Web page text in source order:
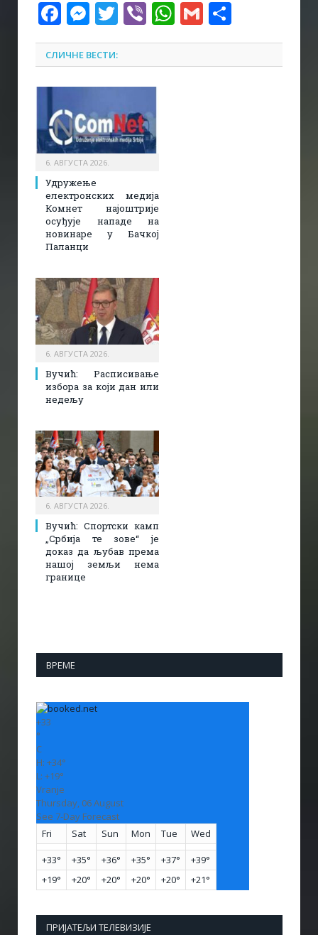
Facebook
Messenger
Twitter
ViberWhatsApp
Gmail
СЛИЧНЕ ВЕСТИ:
6. АВГУСТА 2026.
Удружење
електронских медија
Комнет најоштрије
осуђује нападе на
новинаре у Бачкој
Паланци
6. АВГУСТА 2026.
Вучић: Расписивање
избора за који дан или
недељу
6. АВГУСТА 2026.
Вучић: Спортски камп
„Србија те зове“ је
доказ да љубав према
нашој земљи нема
границе
ВРЕМЕ
+33
°
C
H: +34°
L: +19°
Vranje
Thursday, 06 August
See 7-Day Forecast
Fri
Sat Sun Mon Tue Wed
+33° +35° +36° +35° +37° +39°
+19° +20° +20° +20° +20° +21°
ПРИЈАТЕЉИ ТЕЛЕВИЗИЈЕ